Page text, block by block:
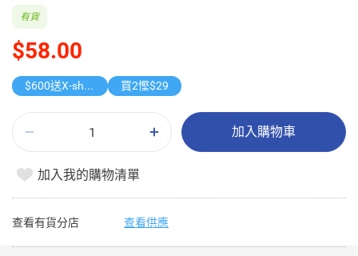
$58.00
有貨
$600送X-shot 極速入水槍 買2慳$29
加入購物車
加入我的購物清單
查看有貨分店 查看供應